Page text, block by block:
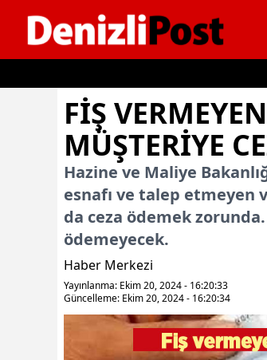
İçeriğe geç
FIŞ
MÜŞTERIYE
Hazine ve Maliye
esnafı ve talep etmeyen
da ceza ödemek
ödemeyecek.
Haber Merkezi
Yayınlanma: Ekim 20, 2024 - 16:20:33
Güncelleme: Ekim 20, 2024 - 16:20:34